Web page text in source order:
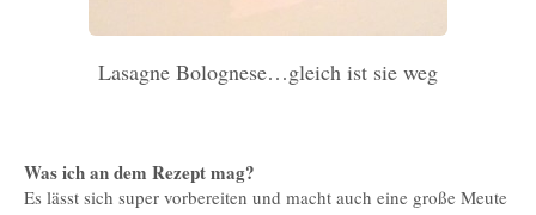
Lasagne Bolognese…gleich ist sie weg
Was ich an dem Rezept mag?
Es lässt sich super vorbereiten und macht auch eine große Meute